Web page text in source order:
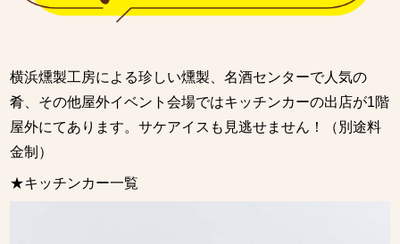
横浜燻製工房による珍しい燻製、名酒センターで人気の
肴、その他屋外イベント会場ではキッチンカーの出店が1階
屋外にてあります。サケアイスも見逃せません！（別途料
金制）
★キッチンカー一覧